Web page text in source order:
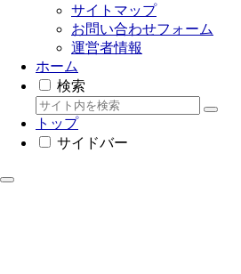
サイトマップ
お問い合わせフォーム
運営者情報
ホーム
検索
トップ
サイドバー